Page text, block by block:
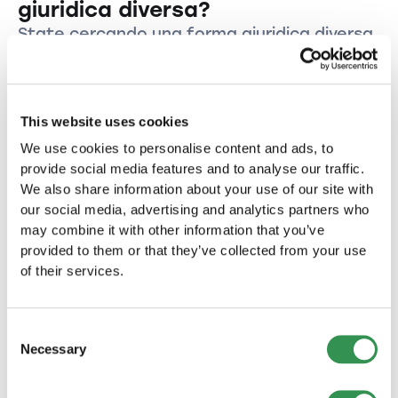
This website uses cookies
We use cookies to personalise content and ads, to
provide social media features and to analyse our traffic.
We also share information about your use of our site with
our social media, advertising and analytics partners who
may combine it with other information that you’ve
provided to them or that they’ve collected from your use
of their services.
Selection
Necessary
quote associative e il rispetto degli standard
giuridica diversa?
State cercando una forma giuridica diversa
per la vostra azienda nel Canton Sciaffusa?
Canton Sciaffusa?
Create la vostra ditta individuale nel Canton
Sciaffusae avviate la vostra attività in questa
splendida regione.
Fondare una ditta individuale
Fondare una Sagl nel Canton Sciaffusa
Avviate la vostra azienda come Sagl nel Canton
Fondare una Sagl